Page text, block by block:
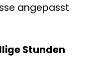
angepasst
Stunden